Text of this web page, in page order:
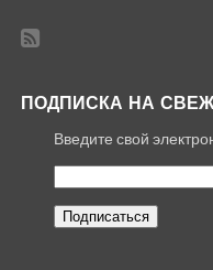
ПОДПИСКА НА
Введите свой